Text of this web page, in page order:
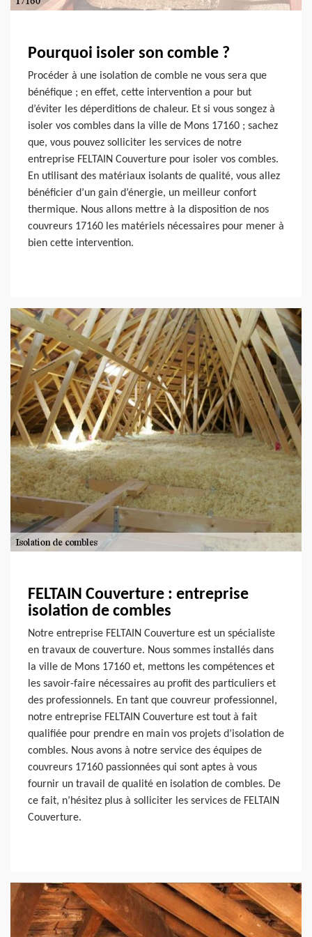
Pourquoi isoler son comble ?
Procéder à une isolation de comble ne vous sera que
bénéfique ; en effet, cette intervention a pour but
d’éviter les déperditions de chaleur. Et si vous songez à
isoler vos combles dans la ville de Mons 17160 ; sachez
que, vous pouvez solliciter les services de notre
entreprise FELTAIN Couverture pour isoler vos combles.
En utilisant des matériaux isolants de qualité, vous allez
bénéficier d’un gain d’énergie, un meilleur confort
thermique. Nous allons mettre à la disposition de nos
couvreurs 17160 les matériels nécessaires pour mener à
bien cette intervention.
FELTAIN Couverture : entreprise
isolation de combles
Notre entreprise FELTAIN Couverture est un spécialiste
en travaux de couverture. Nous sommes installés dans
la ville de Mons 17160 et, mettons les compétences et
les savoir-faire nécessaires au profit des particuliers et
des professionnels. En tant que couvreur professionnel,
notre entreprise FELTAIN Couverture est tout à fait
qualifiée pour prendre en main vos projets d’isolation de
combles. Nous avons à notre service des équipes de
couvreurs 17160 passionnées qui sont aptes à vous
fournir un travail de qualité en isolation de combles. De
ce fait, n’hésitez plus à solliciter les services de FELTAIN
Couverture.